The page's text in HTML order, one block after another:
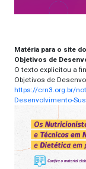
Matéria para o site
Objetivos de
O texto explicitou a
Objetivos de
https://crn3.org.br/
Desenvolvimento-